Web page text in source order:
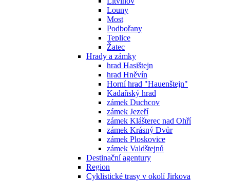
Louny
Most
Podbořany
Teplice
Žatec
Hrady a zámky
hrad Hasištejn
hrad Hněvín
Horní hrad "Hauenštejn"
Kadaňský hrad
zámek Duchcov
zámek Jezeří
zámek Klášterec nad Ohří
zámek Krásný Dvůr
zámek Ploskovice
zámek Valdštejnů
Destinační agentury
Region
Cyklistické trasy v okolí Jirkova